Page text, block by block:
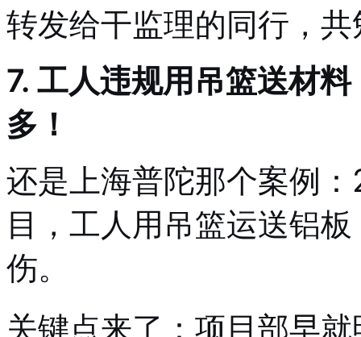
转发给干监理的同行，共
7. 工人违规用吊篮送材
多！
还是上海普陀那个案例
目，工人用吊篮运送铝
伤。
关键点来了：项目部早